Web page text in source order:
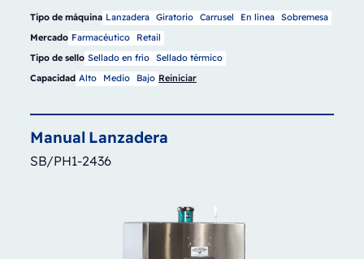
Tipo de máquina Lanzadera Giratorio Carrusel En línea Sobremesa
Mercado Farmacéutico
Retail
Tipo de sello Sellado en frío Sellado térmico
Capacidad Alto Medio Bajo Reiniciar
Manual Lanzadera
SB/PH1-2436